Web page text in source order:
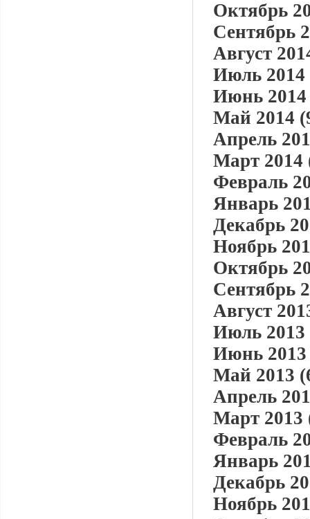
Октябрь
Сентябрь
Август
Июль 2014
Июнь 2014
Май 2014
Апрель
Март 2014
Февраль
Январь
Декабрь
Ноябрь
Октябрь
Сентябрь
Август
Июль 2013
Июнь 2013
Май 2013
Апрель
Март 2013
Февраль
Январь
Декабрь
Ноябрь